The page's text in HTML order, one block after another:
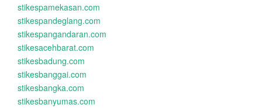
stikespamekasan.com
stikespandeglang.com
stikespangandaran.com
stikesacehbarat.com
stikesbadung.com
stikesbanggai.com
stikesbangka.com
stikesbanyumas.com